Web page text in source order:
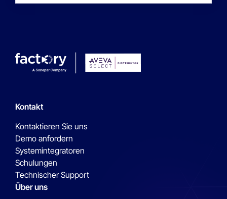
Kontakt
Kontaktieren Sie uns
Demo anfordern
Systemintegratoren
Schulungen
Technischer Support
Über uns